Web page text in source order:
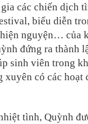
các chiến dịch
biểu diễn
nguyện… của
đứng ra thành
sinh viên trong
xuyên có các hoạt
tình, Quỳnh